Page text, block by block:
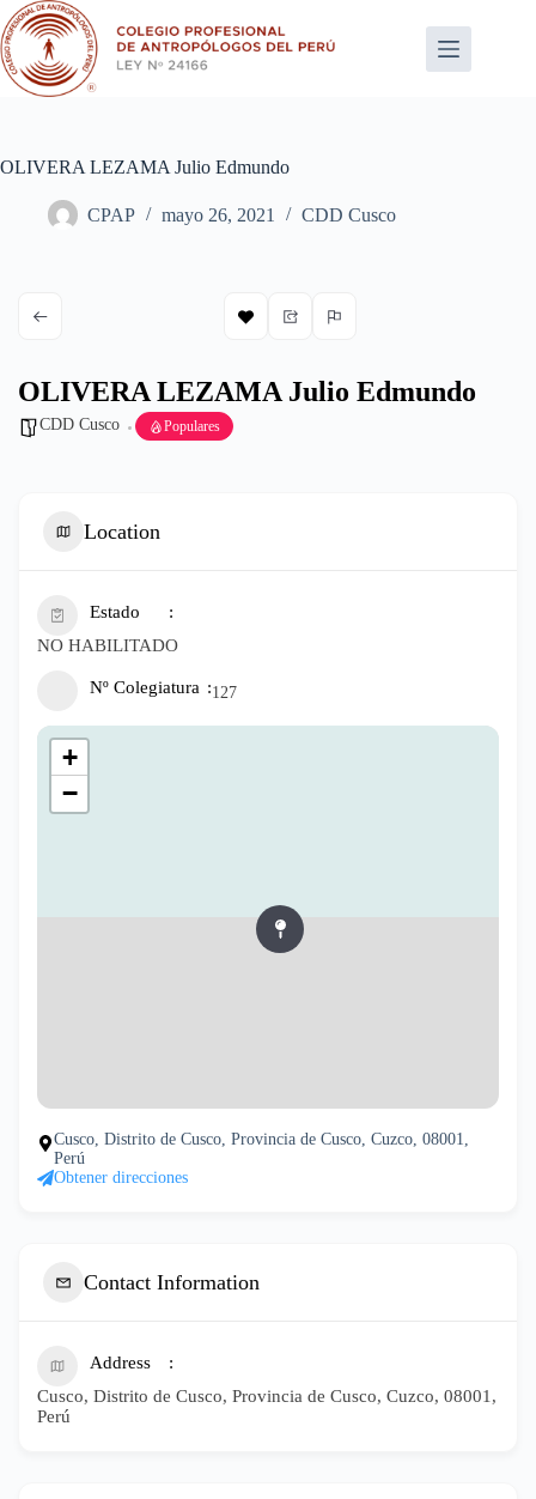
Saltar
al
contenido
OLIVERA LEZAMA Julio Edmundo
CPAP mayo 26, 2021 CDD Cusco
OLIVERA LEZAMA Julio Edmundo
CDD Cusco Populares
Location
Estado
NO HABILITADO
Nº Colegiatura 127
+
−
Cusco, Distrito de Cusco, Provincia de Cusco, Cuzco, 08001,
Perú
Obtener direcciones
Contact Information
Address
Cusco, Distrito de Cusco, Provincia de Cusco, Cuzco, 08001,
Perú